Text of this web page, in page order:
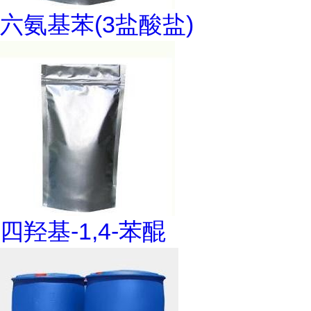
六氨基苯(3盐酸盐)
四羟基-1,4-苯醌